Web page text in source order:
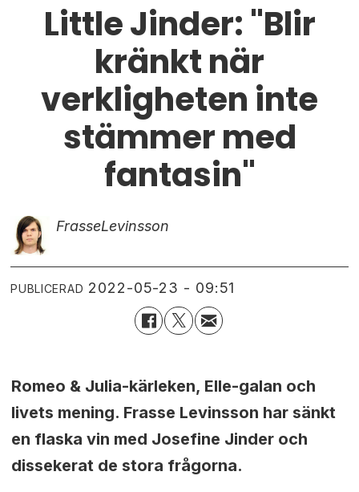
Little Jinder: "Blir
kränkt när
verkligheten inte
stämmer med
fantasin"
FrasseLevinsson
PUBLICERAD 2022-05-23 - 09:51
Romeo & Julia-kärleken, Elle-galan och
livets mening. Frasse Levinsson har sänkt
en flaska vin med Josefine Jinder och
dissekerat de stora frågorna.